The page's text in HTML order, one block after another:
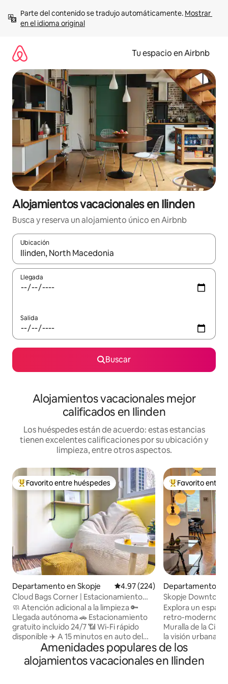
contenido
Parte del contenido se tradujo automáticamente. Mostrar
en el idioma original
Tu espacio en Airbnb
Alojamientos vacacionales en Ilinden
Busca y reserva un alojamiento único en Airbnb
Ubicación
Cuando los resultados estén disponibles, podrás navegar
Llegada
Salida
Buscar
Alojamientos vacacionales mejor
calificados en Ilinden
Los huéspedes están de acuerdo: estas estancias
tienen excelentes calificaciones por su ubicación y
limpieza, entre otros aspectos.
De los mejores en Favorito entre huéspedes
Favorito entre huéspedes
Departamento en Skopje Calificación promedio: 4.97 de
4.97 (224)
Cloud Bags Corner | Estacionamiento
gratuito | Netflix y BigTV
🧼 Atención adicional a la limpieza 🔑
Llegada autónoma 🚗 Estacionamiento
gratuito incluido 24/7 📶 Wi-Fi rápido
disponible ✈️ A 15 minutos en auto del
aeropuerto ✨ Departamento
extraespacioso 🛋️ Alojamiento
acogedor y relajante ☀️ Perfecto para las
De los mejores
Favorito entre
Departamento en
Skopje
estacionamiento
Explora un
retro-moderno de
Muralla de la
la visión urbana
Recientemente
este
ciudad combina
Amenidades populares de los
alojamientos vacacionales en Ilinden